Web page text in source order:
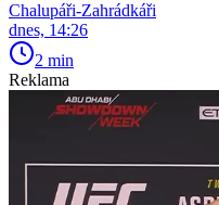
Chalupáři-Zahrádkáři
dnes, 14:26
2 min
Reklama